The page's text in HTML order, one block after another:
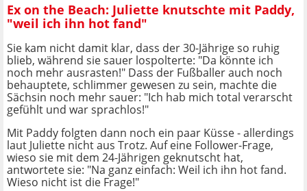
Ex on the Beach: Juliette knutschte mit Paddy,
"weil ich ihn hot fand"
Sie kam nicht damit klar, dass der 30-Jährige so ruhig
blieb, während sie sauer lospolterte: "Da könnte ich
noch mehr ausrasten!" Dass der Fußballer auch noch
behauptete, schlimmer gewesen zu sein, machte die
Sächsin noch mehr sauer: "Ich hab mich total verarscht
gefühlt und war sprachlos!"
Mit Paddy folgten dann noch ein paar Küsse - allerdings
laut Juliette nicht aus Trotz. Auf eine Follower-Frage,
wieso sie mit dem 24-Jährigen geknutscht hat,
antwortete sie: "Na ganz einfach: Weil ich ihn hot fand.
Wieso nicht ist die Frage!"